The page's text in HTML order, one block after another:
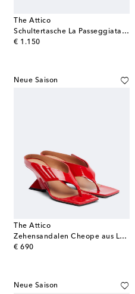
The Attico
Schultertasche La Passeggiata Small aus Denim
€ 1.150
original price
Neue Saison
The Attico
Zehensandalen Cheope aus Leder
€ 690
original price
Neue Saison